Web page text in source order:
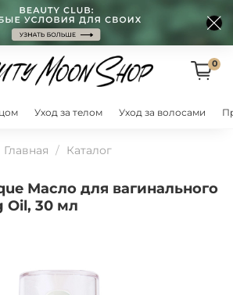
0
Уход за телом Уход за волосами
Главная Каталог
Масло для вагинального
Oil, 30 мл